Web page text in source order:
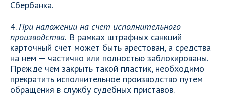
Сбербанка.
4.При наложении на счет исполнительного
производства. В рамках штрафных санкций
карточный счет может быть арестован, а средства
на нем — частично или полностью заблокированы.
Прежде чем закрыть такой пластик, необходимо
прекратить исполнительное производство путем
обращения в службу судебных приставов.